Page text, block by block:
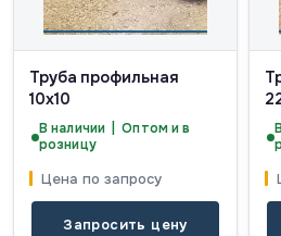
Труба профильная
10х10
В наличии | Оптом и в
розницу
Цена по запросу
Запросить цену